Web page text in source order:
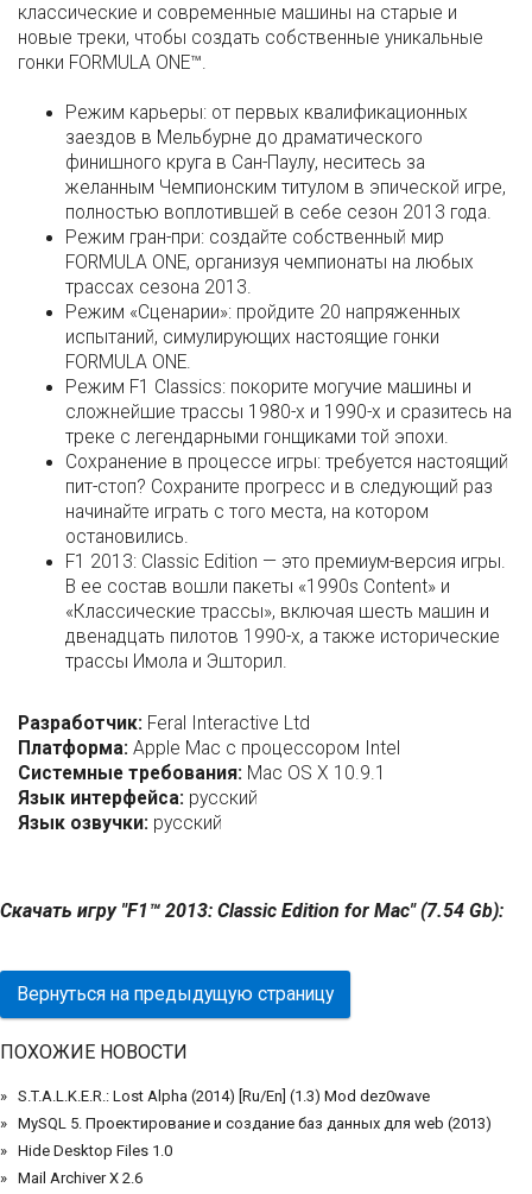
классические и современные машины на старые и
новые треки, чтобы создать собственные уникальные
гонки FORMULA ONE™.
Режим карьеры: от первых квалификационных
заездов в Мельбурне до драматического
финишного круга в Сан-Паулу, неситесь за
желанным Чемпионским титулом в эпической игре,
полностью воплотившей в себе сезон 2013 года.
Режим гран-при: создайте собственный мир
FORMULA ONE, организуя чемпионаты на любых
трассах сезона 2013.
Режим «Сценарии»: пройдите 20 напряженных
испытаний, симулирующих настоящие гонки
FORMULA ONE.
Режим F1 Classics: покорите могучие машины и
сложнейшие трассы 1980-х и 1990-х и сразитесь на
треке с легендарными гонщиками той эпохи.
Сохранение в процессе игры: требуется настоящий
пит-стоп? Сохраните прогресс и в следующий раз
начинайте играть с того места, на котором
остановились.
F1 2013: Classic Edition — это премиум-версия игры.
В ее состав вошли пакеты «1990s Content» и
«Классические трассы», включая шесть машин и
двенадцать пилотов 1990-х, а также исторические
трассы Имола и Эшторил.
Разработчик: Feral Interactive Ltd
Платформа: Apple Mac с процессором Intel
Системные требования: Mac OS X 10.9.1
Язык интерфейса: русский
Язык озвучки: русский
Скачать игру "F1™ 2013: Classic Edition for Mac" (7.54 Gb):
Вернуться на предыдущую страницу
ПОХОЖИЕ НОВОСТИ
S.T.A.L.K.E.R.: Lost Alpha (2014) [Ru/En] (1.3) Mod dez0wave
MySQL 5. Проектирование и создание баз данных для web (2013)
Hide Desktop Files 1.0
Mail Archiver X 2.6